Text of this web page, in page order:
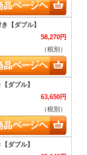
58,270円
（税別）
63,650円
（税別）